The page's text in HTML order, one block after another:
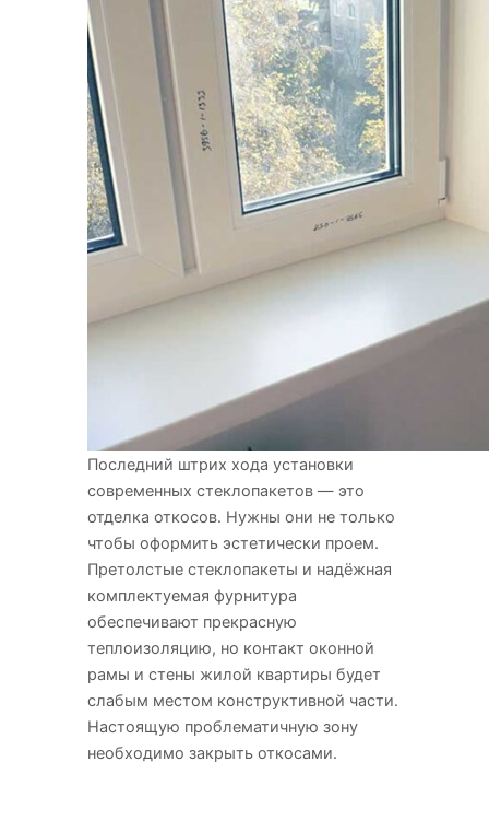
Последний штрих хода установки
современных стеклопакетов — это
отделка откосов. Нужны они не только
чтобы оформить эстетически проем.
Претолстые стеклопакеты и надёжная
комплектуемая фурнитура
обеспечивают прекрасную
теплоизоляцию, но контакт оконной
рамы и стены жилой квартиры будет
слабым местом конструктивной части.
Настоящую проблематичную зону
необходимо закрыть откосами.